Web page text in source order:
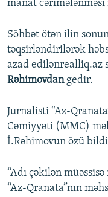
XƏBƏR
manat
Söhbət ötən ilin
təqsirləndirilərək
azad edilənrealliq.az
Rəhimovdangedir.
Jurnalisti “Az-
Cəmiyyəti (MMC)
İ.Rəhimovun özü
“Adı çəkilən
“Az-Qranata”nın